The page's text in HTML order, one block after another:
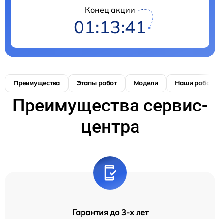
Конец акции
01:13:41
Преимущества Этапы работ Модели Наши работы
Преимущества сервис-
центра
Гарантия до 3-х лет